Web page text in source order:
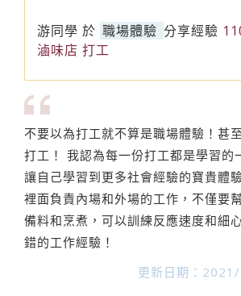
游同學 於 職場體驗 分享經驗
滷味店 打工
不要以為打工就不算是職場體驗！甚
打工！ 我認為每一份打工都是學習的
讓自己學習到更多社會經驗的寶貴體
裡面負責內場和外場的工作，不僅要
備料和烹煮，可以訓練反應速度和細
錯的工作經驗！
更新日期：